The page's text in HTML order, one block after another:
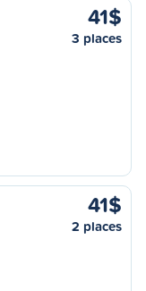
41$
3 places
41$
2 places